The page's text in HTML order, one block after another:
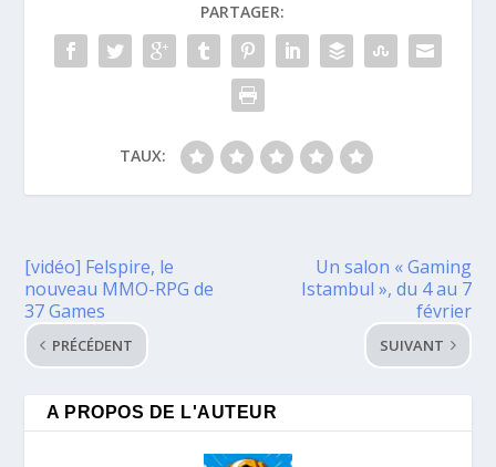
PARTAGER:
TAUX:
[vidéo] Felspire, le
nouveau MMO-RPG de
37 Games
PRÉCÉDENT
Un salon « Gaming
Istambul », du 4 au 7
février
SUIVANT
A PROPOS DE L'AUTEUR